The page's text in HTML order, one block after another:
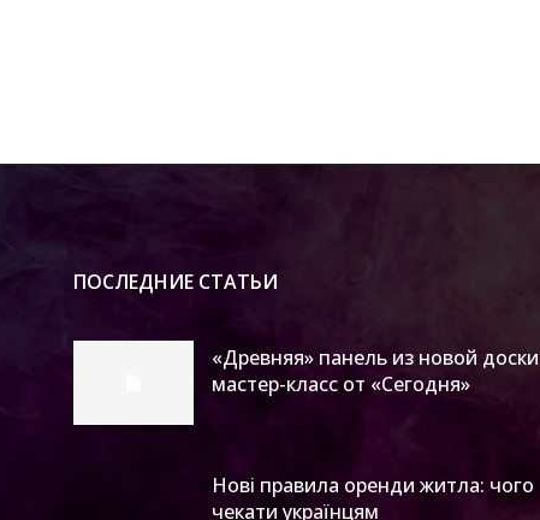
ПОСЛЕДНИЕ СТАТЬИ
«Древняя» панель из новой
мастер-класс от «Сегодня»
Нові правила оренди житла: чого
чекати українцям